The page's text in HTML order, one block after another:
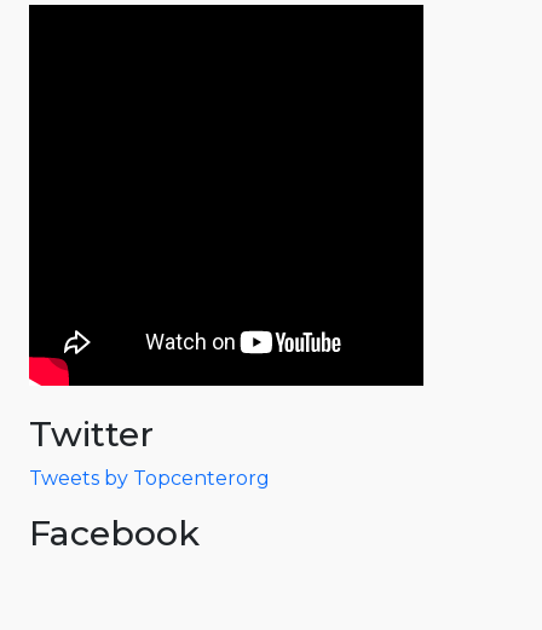
Twitter
Tweets by Topcenterorg
Facebook